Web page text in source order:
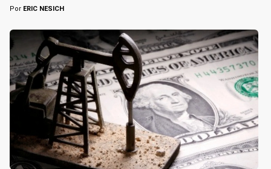
Por ERIC NESICH